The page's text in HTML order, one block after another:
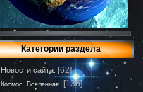
Категории раздела
Новости сайта. [62]
Космос. Вселенная. [136]